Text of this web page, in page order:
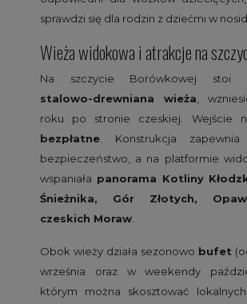
sprawdzi się dla rodzin z dziećmi w
Wieża widokowa i atrakcje na
Na szczycie Borówkowej stoi
stalowo-drewniana wieża,
roku po stronie czeskiej. Wejście
bezpłatne. Konstrukcja
bezpieczeństwo, a na platformie
wspaniała panorama Kotliny
Śnieżnika, Gór Złotych,
czeskich Moraw.
Obok wieży działa sezonowo bufet
września oraz w weekendy
którym można skosztować